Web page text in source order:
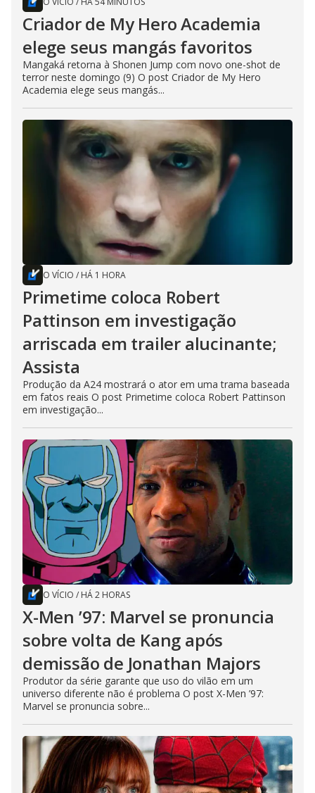
Criador de My Hero Academia
elege seus mangás favoritos
Mangaká retorna à Shonen Jump com novo one-shot de
terror neste domingo (9) O post Criador de My Hero
Academia elege seus mangás...
O VÍCIO / HÁ 1 HORA
Primetime coloca Robert
Pattinson em investigação
arriscada em trailer alucinante;
Assista
Produção da A24 mostrará o ator em uma trama baseada
em fatos reais O post Primetime coloca Robert Pattinson
em investigação...
O VÍCIO / HÁ 2 HORAS
X-Men ’97: Marvel se pronuncia
sobre volta de Kang após
demissão de Jonathan Majors
Produtor da série garante que uso do vilão em um
universo diferente não é problema O post X-Men ’97:
Marvel se pronuncia sobre...